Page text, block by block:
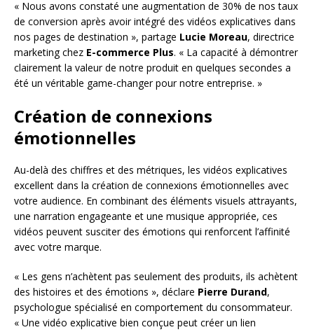
« Nous avons constaté une augmentation de 30% de nos taux
de conversion après avoir intégré des vidéos explicatives dans
nos pages de destination », partage Lucie Moreau, directrice
marketing chez E-commerce Plus. « La capacité à démontrer
clairement la valeur de notre produit en quelques secondes a
été un véritable game-changer pour notre entreprise. »
Création de connexions
émotionnelles
Au-delà des chiffres et des métriques, les vidéos explicatives
excellent dans la création de connexions émotionnelles avec
votre audience. En combinant des éléments visuels attrayants,
une narration engageante et une musique appropriée, ces
vidéos peuvent susciter des émotions qui renforcent l’affinité
avec votre marque.
« Les gens n’achètent pas seulement des produits, ils achètent
des histoires et des émotions », déclare Pierre Durand,
psychologue spécialisé en comportement du consommateur.
« Une vidéo explicative bien conçue peut créer un lien